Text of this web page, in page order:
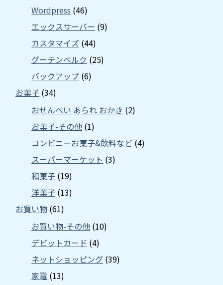
Wordpress (46)
エックスサーバー (9)
カスタマイズ (44)
グーテンベルク (25)
バックアップ (6)
お菓子 (34)
おせんべい あられ おかき (2)
お菓子-その他 (1)
コンビニーお菓子&飲料など (4)
スーパーマーケット (3)
和菓子 (19)
洋菓子 (13)
お買い物 (61)
お買い物-その他 (10)
デビットカード (4)
ネットショッピング (39)
家電 (13)